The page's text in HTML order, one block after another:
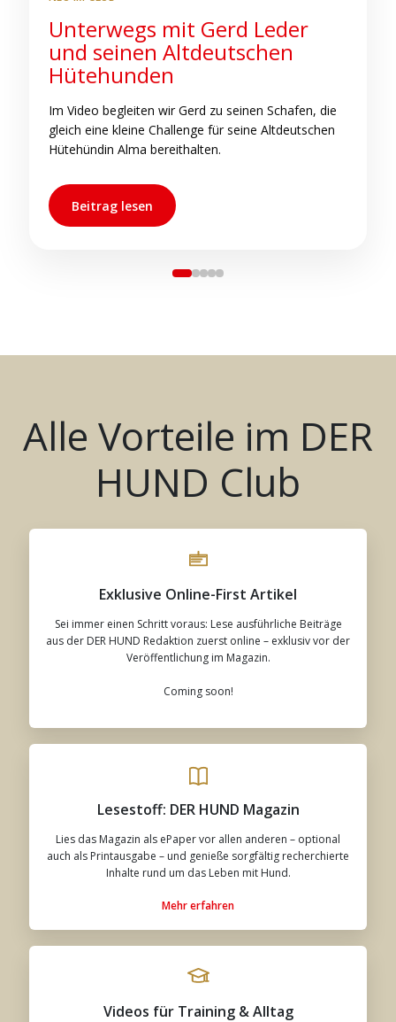
Unterwegs mit Gerd Leder
und seinen Altdeutschen
Hütehunden
Im Video begleiten wir Gerd zu seinen Schafen, die
gleich eine kleine Challenge für seine Altdeutschen
Hütehündin Alma bereithalten.
Beitrag lesen
Alle Vorteile im DER
HUND Club
Exklusive Online-First Artikel
Sei immer einen Schritt voraus: Lese ausführliche Beiträge
aus der DER HUND Redaktion zuerst online – exklusiv vor der
Veröffentlichung im Magazin.
Coming soon!
Lesestoff: DER HUND Magazin
Lies das Magazin als ePaper vor allen anderen – optional
auch als Printausgabe – und genieße sorgfältig recherchierte
Inhalte rund um das Leben mit Hund.
Mehr erfahren
Videos für Training & Alltag